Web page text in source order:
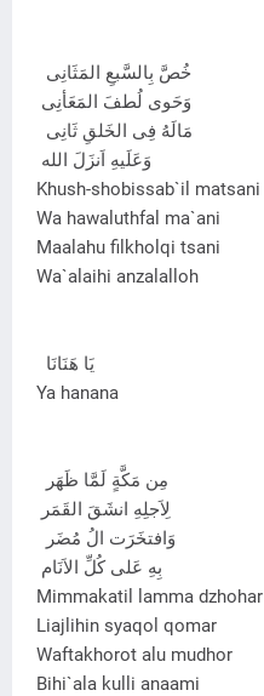
خُصَّ بِالسَّبعِ المَثَانِى
وَحَوى لُطفَ المَعَأنِى
مَالَهُ فِى الخَلقِ ثَانِى
وَعَلَيهِ اَنزَلَ الله
Khush-shobissab`il matsani
Wa hawaluthfal ma`ani
Maalahu filkholqi tsani
Wa`alaihi anzalalloh
يَا هَنَانَا
Ya hanana
مِن مَكَّةٍ لَمَّا ظَهَر
لِاَجلِهِ انشَقَ القَمَر
وَافتخَرَت الُ مُضَر
بِهِ عَلى كُلِّ الاَنَام
Mimmakatil lamma dzhohar
Liajlihin syaqol qomar
Waftakhorot alu mudhor
Bihi`ala kulli anaami